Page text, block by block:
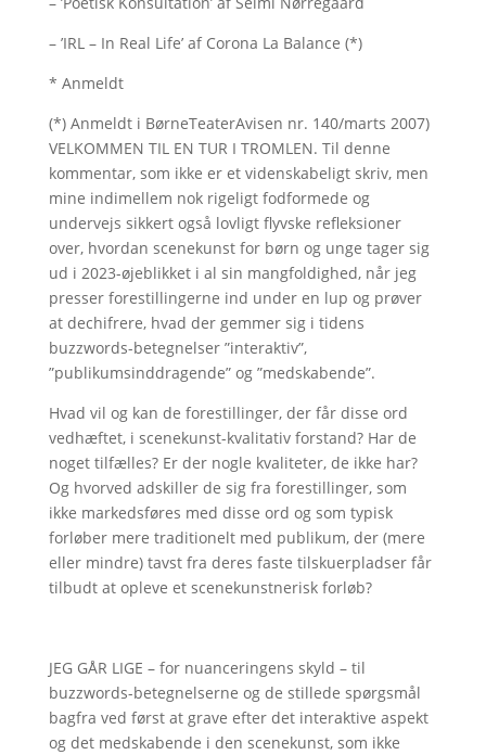
– ’IRL – In Real Life’ af Corona La Balance (*)
* Anmeldt
(*) Anmeldt i BørneTeaterAvisen nr. 140/marts 2007)
VELKOMMEN TIL EN TUR I TROMLEN. Til denne
kommentar, som ikke er et videnskabeligt skriv, men
mine indimellem nok rigeligt fodformede og
undervejs sikkert også lovligt flyvske refleksioner
over, hvordan scenekunst for børn og unge tager sig
ud i 2023-øjeblikket i al sin mangfoldighed, når jeg
presser forestillingerne ind under en lup og prøver
at dechifrere, hvad der gemmer sig i tidens
buzzwords-betegnelser ”interaktiv”,
”publikumsinddragende” og ”medskabende”.
Hvad vil og kan de forestillinger, der får disse ord
vedhæftet, i scenekunst-kvalitativ forstand? Har de
noget tilfælles? Er der nogle kvaliteter, de ikke har?
Og hvorved adskiller de sig fra forestillinger, som
ikke markedsføres med disse ord og som typisk
forløber mere traditionelt med publikum, der (mere
eller mindre) tavst fra deres faste tilskuerpladser får
tilbudt at opleve et scenekunstnerisk forløb?
JEG GÅR LIGE – for nuanceringens skyld – til
buzzwords-betegnelserne og de stillede spørgsmål
bagfra ved først at grave efter det interaktive aspekt
og det medskabende i den scenekunst, som ikke